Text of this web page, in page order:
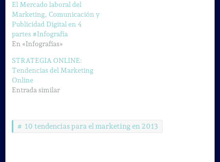
El Mercado laboral del
Marketing, Comunicación y
Publicidad Digital en 4
partes #Infografía
En «Infografías»
STRATEGIA ONLINE:
Tendencias del Marketing
Online
Entrada similar
10 tendencias para el marketing en 2013